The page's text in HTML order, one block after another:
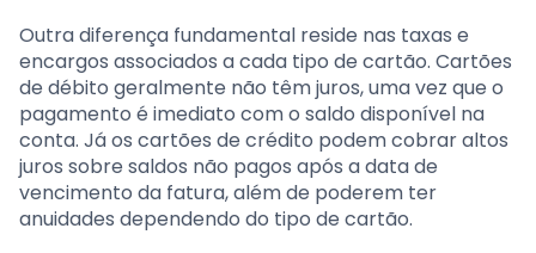
Outra diferença fundamental reside nas taxas e
encargos associados a cada tipo de cartão. Cartões
de débito geralmente não têm juros, uma vez que o
pagamento é imediato com o saldo disponível na
conta. Já os cartões de crédito podem cobrar altos
juros sobre saldos não pagos após a data de
vencimento da fatura, além de poderem ter
anuidades dependendo do tipo de cartão.